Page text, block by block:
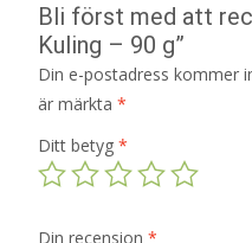
Bli först med att
Kuling – 90 g”
Din e-postadress kommer
är märkta *
Ditt betyg *
Din recension *